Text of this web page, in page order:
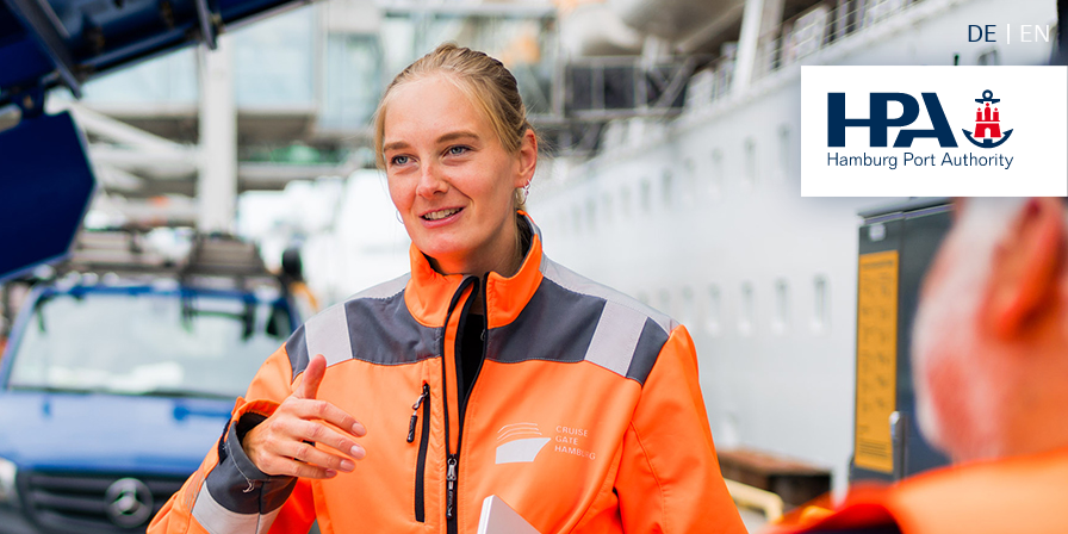
DE EN
Center der HPA
aller Verkehrsmeldungen im Hafen am